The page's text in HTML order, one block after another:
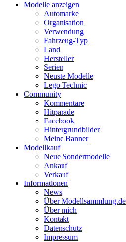
Modelle anzeigen
Automarke
Organisation
Verwendung
Fahrzeug-Typ
Land
Hersteller
Serien
Neuste Modelle
Lego Technic
Community
Kommentare
Hitparade
Facebook
Hintergrundbilder
Meine Banner
Modellkauf
Neue Sondermodelle
Ankauf
Verkauf
Informationen
News
Über Modellsammlung.de
Über mich
Kontakt
Datenschutz
Impressum